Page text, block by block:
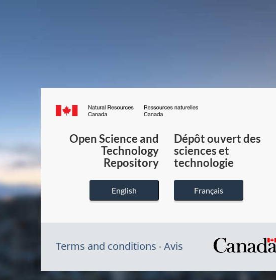
Canada.ca
du
Canada
Open Science and
Technology
Repository
English
Dépôt ouvert des
sciences et
technologie
Français
Terms and conditions Avis